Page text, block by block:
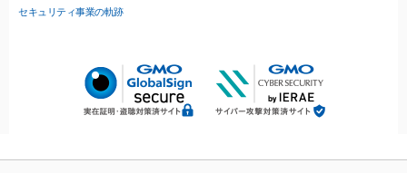
セキュリティ事業の軌跡